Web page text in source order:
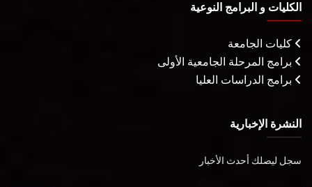
الكليات و البرامج النوعية
كليات الجامعة
برامج المرحلة الجامعية الأولى
برامج الدراسات العليا
النشرة الإخبارية
سجل ليصلك أحدث الأخبار